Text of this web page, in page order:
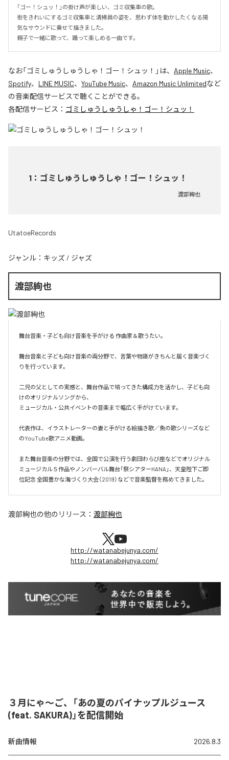
「ゴー！シュッ！」の掛け声が楽しい、ゴミ収集車の歌。
街をきれいにするゴミ収集車と清掃員の姿を、思わず体を動かしたくなる陽
気なサウンドに乗せて描きました。
親子で一緒に歌って、踊って楽しめる一曲です。
なお「ゴミしゅうしゅうしゃ！ゴー！シュッ！ 」は、 Apple Music、
Spotify、 LINE MUSIC、 YouTube Music、 Amazon Music Unlimitedなど
の音楽配信サービスで聴くことができる。
各配信サービス： ゴミしゅうしゅうしゃ！ゴー！シュッ！
1 ： ゴミしゅうしゅうしゃ！ゴー！シュッ！
渡部絢也
UtatoeRecords
ジャンル： キッズ / ジャズ
渡部絢也
舞台音楽・子ども向け音楽を手がける 作曲家＆歌うたい。
舞台音楽と子ども向け音楽の両分野で、言葉や物語がきちんと届く音楽づく
りを行っています。
二児の父としての実感と、舞台作品で培ってきた構成力を活かし、子ども向
けのオリジナルソングから、
ミュージカル・公共イベントの音楽まで幅広く手がけています。
代表作は、イラストレーターの妻と手がける絵描き歌／魚の歌シリーズなど
のYouTube歌アニメ動画。
また舞台音楽の分野では、全国で公演を行う劇団わらび座などでオリジナル
ミュージカル５作品やノンバーバル舞台「祭シアターHANA」、天皇陛下ご即
位記念 全国豊かな海づくり大会（2019）などで音楽監督を務めてきました。
渡部絢也の他のリリース： 渡部絢也
http://watanabejunya.com/
http://watanabejunya.com/
３月にゃ〜ご、「あの夏のパイナップルジュース
(feat. SAKURA)」を配信開始
新曲情報 2026.8.3